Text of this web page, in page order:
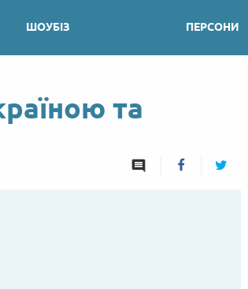
ШОУБІЗ ПЕРСОНИ
та